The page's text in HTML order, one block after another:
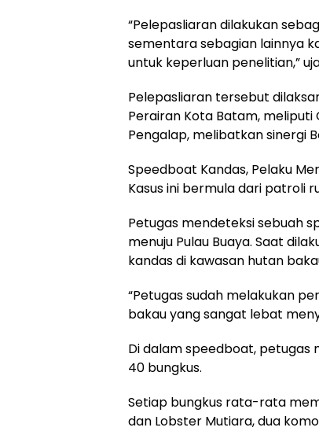
“Pelepasliaran dilakukan
sementara sebagian lainnya
untuk keperluan penelitian,”
Pelepasliaran tersebut
Perairan Kota Batam, meliputi
Pengalap, melibatkan sinergi
Speedboat Kandas, Pelaku
Kasus ini bermula dari patroli
Petugas mendeteksi sebuah
menuju Pulau Buaya. Saat
kandas di kawasan hutan
“Petugas sudah melakukan
bakau yang sangat lebat
Di dalam speedboat, petugas
40 bungkus.
Setiap bungkus rata-rata
dan Lobster Mutiara, dua